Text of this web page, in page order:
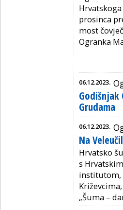
prosinca
most
Ogranka
06.12.2023.
Godišnjak
Grudama
06.12.2023.
Na
Hrvatsko
s
institutom,
„Šuma –